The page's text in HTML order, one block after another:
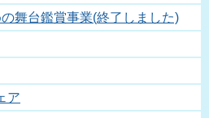
舞台鑑賞事業(終了しました)
ア